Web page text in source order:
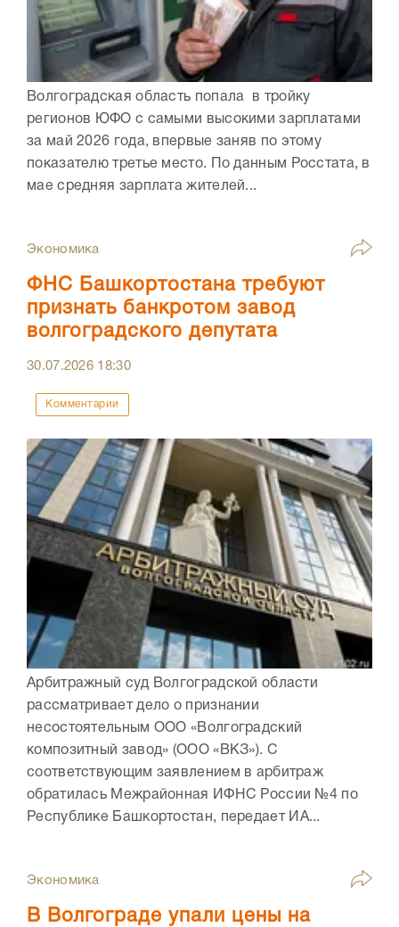
Волгоградская область попала в тройку
регионов ЮФО с самыми высокими зарплатами
за май 2026 года, впервые заняв по этому
показателю третье место. По данным Росстата, в
мае средняя зарплата жителей...
Экономика
ФНС Башкортостана требуют
признать банкротом завод
волгоградского депутата
30.07.2026 18:30
Комментарии
Арбитражный суд Волгоградской области
рассматривает дело о признании
несостоятельным ООО «Волгоградский
композитный завод» (ООО «ВКЗ»). С
соответствующим заявлением в арбитраж
обратилась Межрайонная ИФНС России №4 по
Республике Башкортостан, передает ИА...
Экономика
В Волгограде упали цены на